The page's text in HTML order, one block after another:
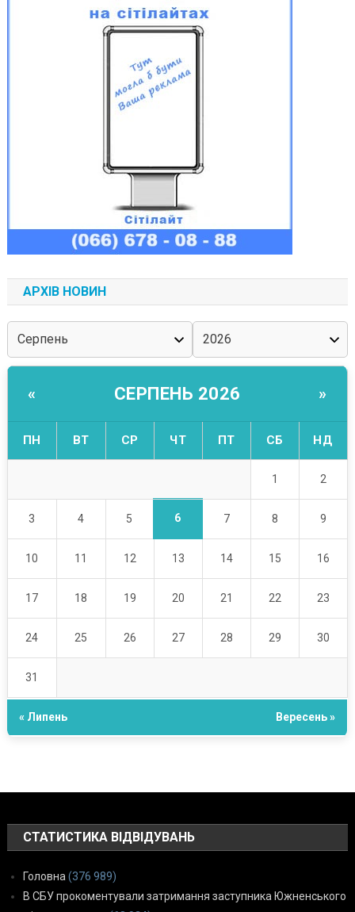
АРХІВ НОВИН
« СЕРПЕНЬ 2026 »
ПН ВТ СР ЧТ ПТ СБ НД
1 2
3 4 5 6 7 8 9
10 11 12 13 14 15 16
17 18 19 20 21 22 23
24 25 26 27 28 29 30
31
« Липень Вересень »
СТАТИСТИКА ВІДВІДУВАНЬ
Головна (376 989)
В СБУ прокоментували затримання заступника Южненського